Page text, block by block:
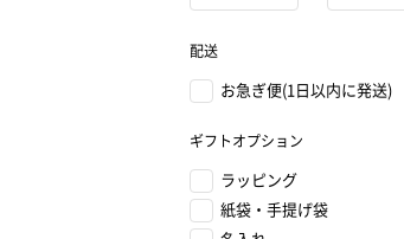
配送
お急ぎ便(1日以内に発送)
ギフトオプション
ラッピング
紙袋・手提げ袋